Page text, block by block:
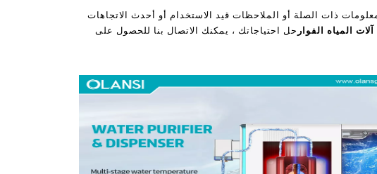
ذات الصلة أو الملاحظات قيد الاستخدام أو أحدث الاتجاهات
المياه الفوار حل احتياجاتك ، يمكنك الاتصال بنا للحصول على